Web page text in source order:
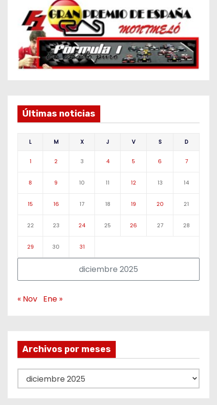
Últimas noticias
diciembre 2025
L M X J V S D
1 2 3 4 5 6 7
8 9 10 11 12 13 14
15 16 17 18 19 20 21
22 23 24 25 26 27 28
29 30 31
« Nov Ene »
Archivos por meses
r